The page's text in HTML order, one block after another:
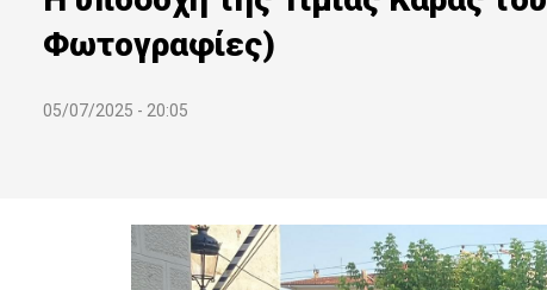
Φωτογραφίες)
05/07/2025 - 20:05